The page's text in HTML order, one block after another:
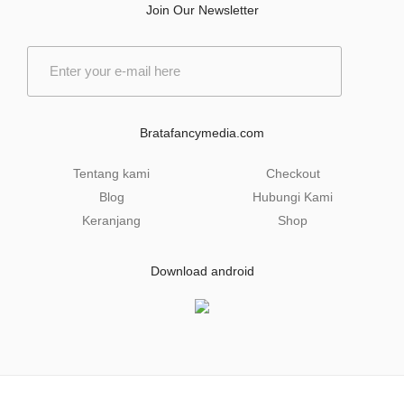
Join Our Newsletter
Bratafancymedia.com
Tentang kami
Blog
Keranjang
Checkout
Hubungi Kami
Shop
Download android